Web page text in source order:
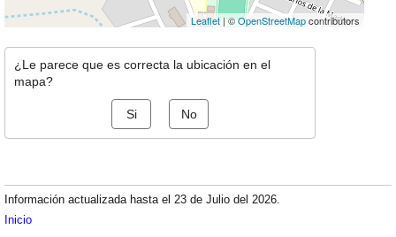
Leaflet| ©OpenStreetMapcontributors
¿Le parece que es correcta la ubicación en el
mapa?
Si No
Información actualizada hasta el 23 de Julio del 2026.
Inicio